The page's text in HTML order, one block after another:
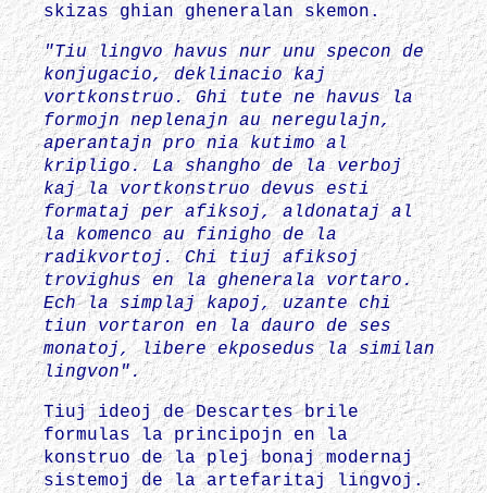
skizas ghian gheneralan skemon.
"Tiu lingvo havus nur unu specon de
konjugacio, deklinacio kaj
vortkonstruo. Ghi tute ne havus la
formojn neplenajn au neregulajn,
aperantajn pro nia kutimo al
kripligo. La shangho de la verboj
kaj la vortkonstruo devus esti
formataj per afiksoj, aldonataj al
la komenco au finigho de la
radikvortoj. Chi tiuj afiksoj
trovighus en la ghenerala vortaro.
Ech la simplaj kapoj, uzante chi
tiun vortaron en la dauro de ses
monatoj, libere ekposedus la similan
lingvon".
Tiuj ideoj de Descartes brile
formulas la principojn en la
konstruo de la plej bonaj modernaj
sistemoj de la artefaritaj lingvoj.